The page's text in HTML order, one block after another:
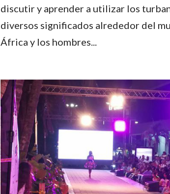
discutir y aprender a utilizar los
diversos significados alrededor del
África y los hombres...